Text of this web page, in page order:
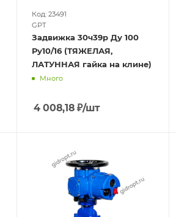
Код: 23491
GPT
Задвижка 30ч39р Ду 100
Ру10/16 (ТЯЖЕЛАЯ,
ЛАТУННАЯ гайка на клине)
Много
4 008,18 ₽/шт